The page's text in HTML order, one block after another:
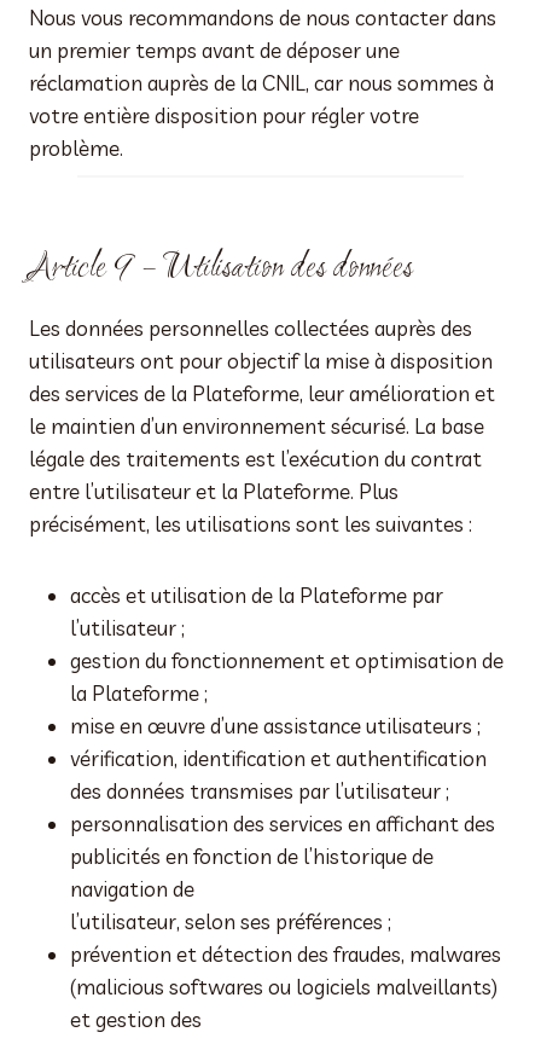
Nous vous recommandons de nous contacter dans
un premier temps avant de déposer une
réclamation auprès de la CNIL, car nous sommes à
votre entière disposition pour régler votre
problème.
Article 9 – Utilisation des données
Les données personnelles collectées auprès des
utilisateurs ont pour objectif la mise à disposition
des services de la Plateforme, leur amélioration et
le maintien d’un environnement sécurisé. La base
légale des traitements est l’exécution du contrat
entre l’utilisateur et la Plateforme. Plus
précisément, les utilisations sont les suivantes :
accès et utilisation de la Plateforme par
l’utilisateur ;
gestion du fonctionnement et optimisation de
la Plateforme ;
mise en œuvre d’une assistance utilisateurs ;
vérification, identification et authentification
des données transmises par l’utilisateur ;
personnalisation des services en affichant des
publicités en fonction de l’historique de
navigation de
l’utilisateur, selon ses préférences ;
prévention et détection des fraudes, malwares
(malicious softwares ou logiciels malveillants)
et gestion des